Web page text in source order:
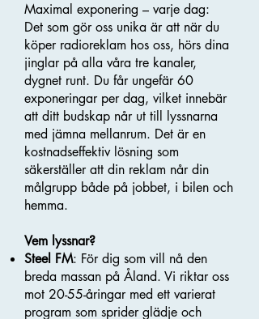
Maximal exponering – varje dag:
Det som gör oss unika är att när du
köper radioreklam hos oss, hörs dina
jinglar på alla våra tre kanaler,
dygnet runt. Du får ungefär 60
exponeringar per dag, vilket innebär
att ditt budskap når ut till lyssnarna
med jämna mellanrum. Det är en
kostnadseffektiv lösning som
säkerställer att din reklam når din
målgrupp både på jobbet, i bilen och
hemma.
Vem lyssnar?
Steel FM: För dig som vill nå den
breda massan på Åland. Vi riktar oss
mot 20-55-åringar med ett varierat
program som sprider glädje och